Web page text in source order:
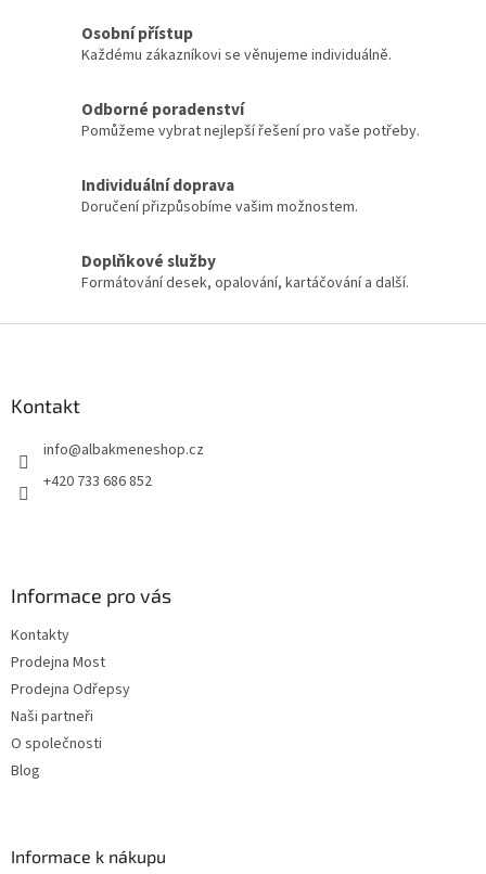
Osobní přístup
Každému zákazníkovi se věnujeme individuálně.
Odborné poradenství
Pomůžeme vybrat nejlepší řešení pro vaše potřeby.
Individuální doprava
Doručení přizpůsobíme vašim možnostem.
Doplňkové služby
Formátování desek, opalování, kartáčování a další.
Kontakt
info@albakmeneshop.cz
+420 733 686 852
Informace pro vás
Kontakty
Prodejna Most
Prodejna Odřepsy
Naši partneři
O společnosti
Blog
Informace k nákupu